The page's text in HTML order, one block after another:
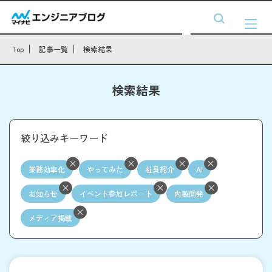
Top 記事一覧 検索結果
検索結果
絞り込みキーワード
業務効率化 やってみた 社員紹介 AI
お知らせ イベント参加レポート 内製開発
メディア掲載